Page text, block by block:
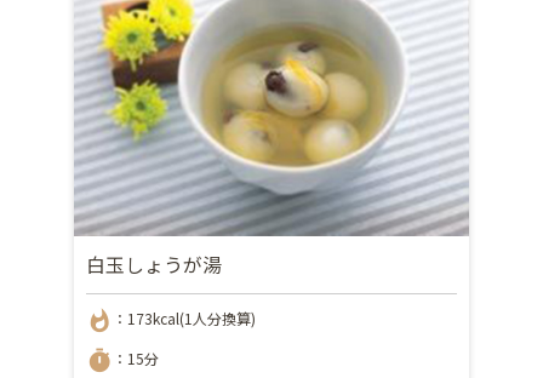
白玉しょうが湯
whatshot ：173kcal(1人分換算)
timer ：15分